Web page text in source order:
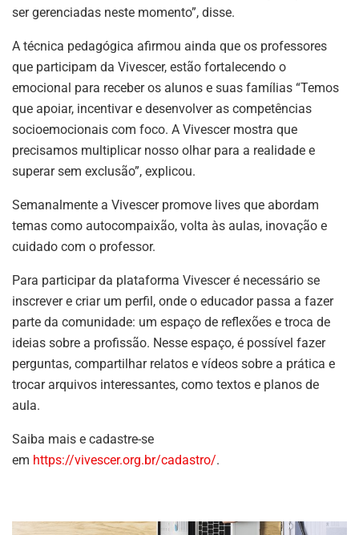
ser gerenciadas neste momento”, disse.
A técnica pedagógica afirmou ainda que os professores
que participam da Vivescer, estão fortalecendo o
emocional para receber os alunos e suas famílias “Temos
que apoiar, incentivar e desenvolver as competências
socioemocionais com foco. A Vivescer mostra que
precisamos multiplicar nosso olhar para a realidade e
superar sem exclusão”, explicou.
Semanalmente a Vivescer promove lives que abordam
temas como autocompaixão, volta às aulas, inovação e
cuidado com o professor.
Para participar da plataforma Vivescer é necessário se
inscrever e criar um perfil, onde o educador passa a fazer
parte da comunidade: um espaço de reflexões e troca de
ideias sobre a profissão. Nesse espaço, é possível fazer
perguntas, compartilhar relatos e vídeos sobre a prática e
trocar arquivos interessantes, como textos e planos de
aula.
Saiba mais e cadastre-se
em https://vivescer.org.br/cadastro/.